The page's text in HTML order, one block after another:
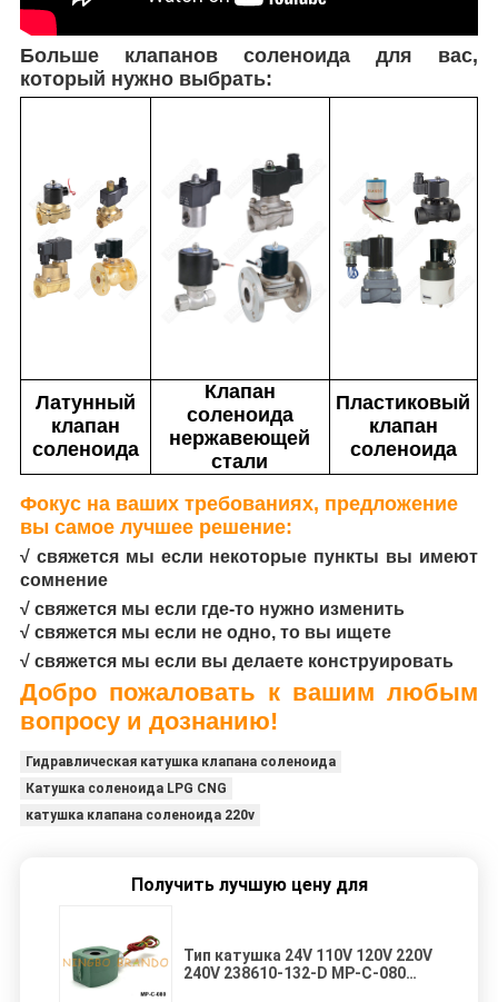
Больше клапанов соленоида для вас,
который нужно выбрать:
Латунный
клапан
соленоида
Клапан
соленоида
нержавеющей
стали
Пластиковый
клапан
соленоида
Фокус на ваших требованиях, предложение
вы самое лучшее решение:
√ свяжется мы если некоторые пункты вы имеют
сомнение
√ свяжется мы если где-то нужно изменить
√ свяжется мы если не одно, то вы ищете
√ свяжется мы если вы делаете конструировать
Добро пожаловать к вашим любым
вопросу и дознанию!
Гидравлическая катушка клапана соленоида
Катушка соленоида LPG CNG
катушка клапана соленоида 220v
Получить лучшую цену для
Тип катушка 24V 110V 120V 220V
240V 238610-132-D MP-C-080